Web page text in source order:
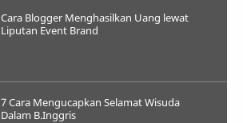
Cara Blogger Menghasilkan Uang lewat
Liputan Event Brand
7 Cara Mengucapkan Selamat Wisuda
Dalam B.Inggris